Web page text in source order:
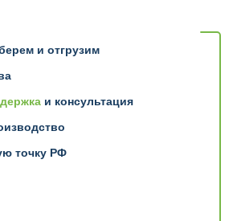
и отгрузим
и консультация
точку РФ